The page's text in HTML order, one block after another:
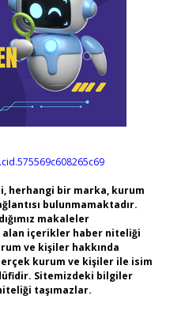
herhangi bir marka, kurum
bulunmamaktadır.
makaleler
alan içerikler haber niteliği
ve kişiler hakkında
kurum ve kişiler ile isim
Sitemizdeki bilgiler
taşımazlar.